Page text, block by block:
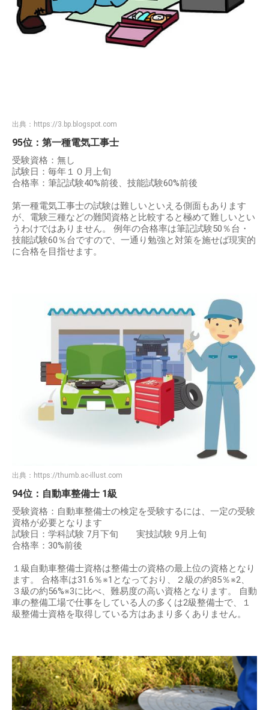
出典： https://3.bp.blogspot.com
95位：第一種電気工事士
受験資格：無し
試験日：毎年１０月上旬
合格率：筆記試験40%前後、技能試験60%前後
第一種電気工事士の試験は難しいといえる側面もあります
が、電験三種などの難関資格と比較すると極めて難しいとい
うわけではありません。 例年の合格率は筆記試験50％台・
技能試験60％台ですので、一通り勉強と対策を施せば現実的
に合格を目指せます。
出典： https://thumb.ac-illust.com
94位：自動車整備士 1級
受験資格：自動車整備士の検定を受験するには、一定の受験
資格が必要となります
試験日：学科試験 7月下旬 実技試験 9月上旬
合格率：30%前後
１級自動車整備士資格は整備士の資格の最上位の資格となり
ます。 合格率は31.6％※1となっており、２級の約85％※2、
３級の約56%※3に比べ、難易度の高い資格となります。 自動
車の整備工場で仕事をしている人の多くは2級整備士で、１
級整備士資格を取得している方はあまり多くありません。